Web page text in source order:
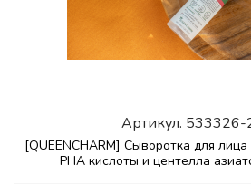
Артикул. 533326-
[QUEENCHARM] Сыворотка для
PHA кислоты и центелла